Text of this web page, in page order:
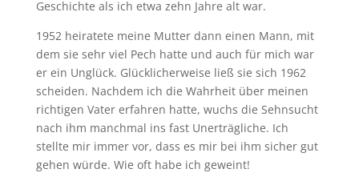
Geschichte als ich etwa zehn Jahre alt war.
1952 heiratete meine Mutter dann einen Mann, mit
dem sie sehr viel Pech hatte und auch für mich war
er ein Unglück. Glücklicherweise ließ sie sich 1962
scheiden. Nachdem ich die Wahrheit über meinen
richtigen Vater erfahren hatte, wuchs die Sehnsucht
nach ihm manchmal ins fast Unerträgliche. Ich
stellte mir immer vor, dass es mir bei ihm sicher gut
gehen würde. Wie oft habe ich geweint!